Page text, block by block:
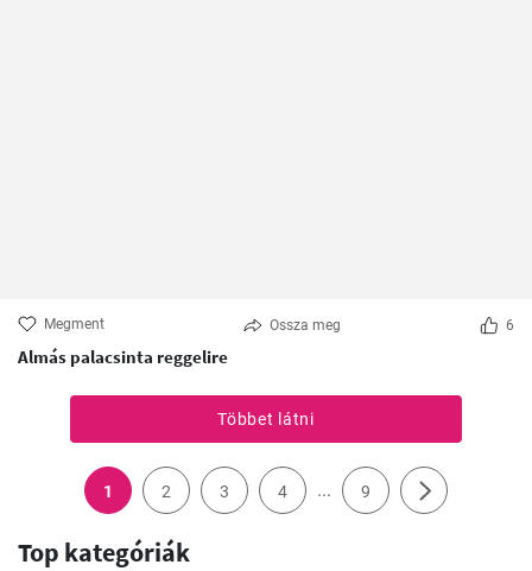
Megment Ossza meg 6
Almás palacsinta reggelire
Többet látni
1 2 3 4 ... 9
Top kategóriák